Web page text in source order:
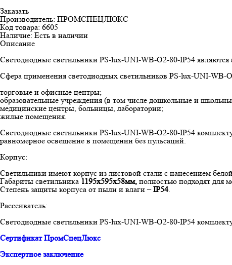
Заказать
Производитель: ПРОМСПЕЦЛЮКС
Код товара: 6605
Наличие: Есть в наличии
Описание
Светодиодные светильники PS-lux-UNI-WB-O2-80-IP54 являются
Сфера применения светодиодных светильников PS-lux-UNI-WB-
торговые и офисные центры;
образовательные учреждения (в том числе дошкольные и
медицинские центры, больницы, лаборатории;
жилые помещения.
Светодиодные светильники PS-lux-UNI-WB-O2-80-IP54
равномерное освещение в помещении без пульсаций.
Корпус:
Светильники имеют корпус из листовой стали с нанесением
Габариты светильника 1195х595х58мм, полностью подходят для
Степень защиты корпуса от пыли и влаги –IP54.
Рассеиватель:
Светодиодные светильники PS-lux-UNI-WB-O2-80-IP54
Сертификат ПромСпецЛюкс
Экспертное заключение